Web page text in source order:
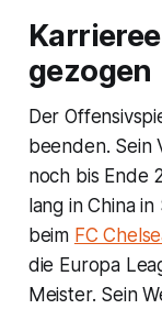
gezogen
Der
beenden. Sein
noch bis Ende
lang in China
beim FC
die Europa
Meister. Sein